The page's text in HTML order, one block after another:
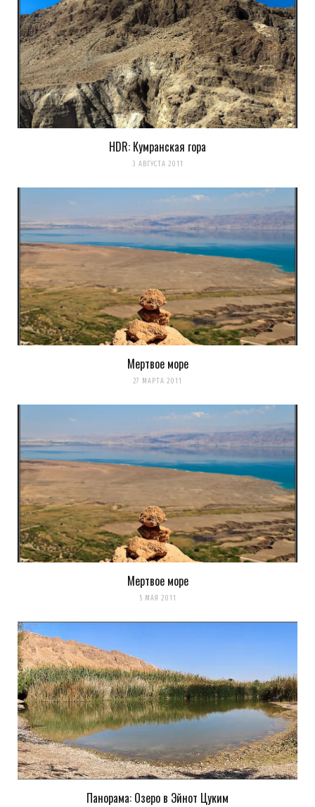
Уведомлять меня о новых записях почтой.
Оповещать о новых
комментариях. А можно простоподписаться на комментарии
HDR: Кумранская гора
3 АВГУСТА 2011
Мертвое море
27 МАРТА 2011
Мертвое море
5 МАЯ 2011
Панорама: Озеро в Эйнот Цуким